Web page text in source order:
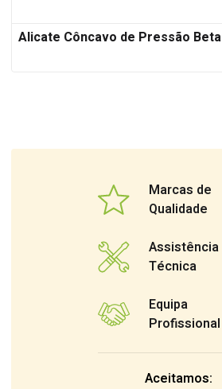
Alicate Côncavo de Pressão Beta
Marcas de
Qualidade
Assistência
Técnica
Equipa
Profissional
Aceitamos: